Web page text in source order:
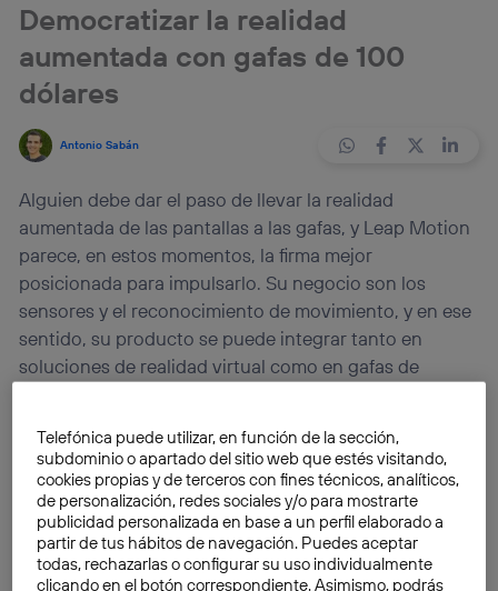
Democratizar la realidad
aumentada con gafas de 100
dólares
Antonio Sabán
Alguien debe dar el paso de llevar la realidad
aumentada de las pantallas a las gafas, y Leap Motion
parece, en estos momentos, la firma mejor
posicionada para impulsarlo. Su negocio son los
sensores y el reconocimiento de movimiento, y en ese
sentido, su producto se puede integrar tanto en
soluciones de realidad virtual como en gafas de
En los últimos tiempos, el foco mediático que llegó a
acaparar larealidad virtualha pasado a larealidad
aumentada. Eso se ha debido sobre todo a modelos
de éxito comoPokémon Go, a lo que más tarde se
han unido otras firmas como Apple y Google con
Telefónica puede utilizar, en función de la sección,
subdominio o apartado del sitio web que estés visitando,
cookies propias y de terceros con fines técnicos, analíticos,
de personalización, redes sociales y/o para mostrarte
publicidad personalizada en base a un perfil elaborado a
partir de tus hábitos de navegación. Puedes aceptar
todas, rechazarlas o configurar su uso individualmente
clicando en el botón correspondiente. Asimismo, podrás